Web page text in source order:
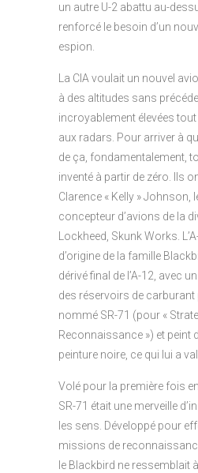
un autre U-2 abattu au-
renforcé le besoin d’un
espion.
La CIA voulait un nouvel
à des altitudes sans
incroyablement élevées
aux radars. Pour arriver à
de ça, fondamentalement,
inventé à partir de zéro. Ils
Clarence « Kelly » Johnson,
concepteur d’avions de la
Lockheed, Skunk Works.
d’origine de la famille
dérivé final de l’A-12, avec
des réservoirs de carburant
nommé SR-71 (pour «
Reconnaissance ») et peint
peinture noire, ce qui lui a
Volé pour la première fois
SR-71 était une merveille
les sens. Développé pour
missions de
le Blackbird ne ressemblait